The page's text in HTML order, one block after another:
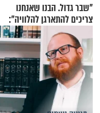
"שבר גדול. הבנו שאנחנו
צריכים להתארגן להלוויה":
זוגיות במבחן, הפעם עם מרים
וגד דנינו